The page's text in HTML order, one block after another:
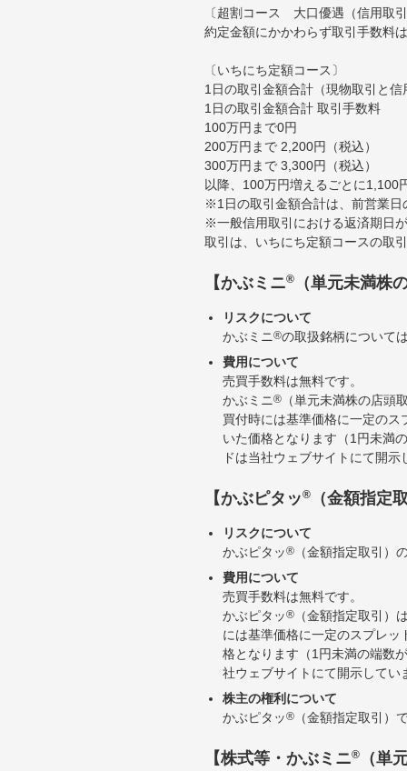
〔超割コース 大口優遇（信用取
約定金額にかかわらず取引手数料
〔いちにち定額コース〕
1日の取引金額合計（現物取引と
1日の取引金額合計 取引手数料
100万円まで0円
200万円まで 2,200円（税込）
300万円まで 3,300円（税込）
以降、100万円増えるごとに1,100
※1日の取引金額合計は、前営業日
※一般信用取引における返済期日
取引は、いちにち定額コースの取
【かぶミニ® （単元未満株
リスクについて
かぶミニ®の取扱銘柄について
費用について
売買手数料は無料です。
かぶミニ®
（単元未満株の店頭
買付時には基準価格に一定の
いた価格となります（1円未満
ドは当社ウェブサイトにて開
【かぶピタッ® （金額指定
リスクについて
かぶピタッ®
（金額指定取引）
費用について
売買手数料は無料です。
かぶピタッ®
（金額指定取引）
には基準価格に一定のスプレ
格となります（1円未満の端数
社ウェブサイトにて開示して
株主の権利について
かぶピタッ® （金額指定取引）
【株式等・かぶミニ®
（単